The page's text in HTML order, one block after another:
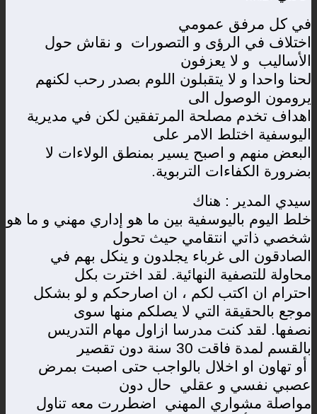
في كل مرفق عمومي
اختلاف في الرؤى و التصورات و نقاش حول
الأساليب و لا يعزفون
لحنا واحدا و لا يتقبلون اللوم بصدر رحب لكنهم
يرومون الوصول الى
اهداف تخدم مصلحة المرتفقين لكن في مديرية
اليوسفية اختلط الامر على
البعض منهم و اصبح يسير بمنطق الولاءات لا
بضرورة الكفاءات التربوية.
سيدي المدير : هناك
خلط اليوم باليوسفية بين ما هو إداري مهني و ما هو
شخصي ذاتي انتقامي حيث تحول
الصادقون الى غرباء يجلدون و ينكل بهم في
محاولة للتصفية النهائية. لقد اخترت بكل
احترام ان اكتب لكم ، ان اصارحكم و لو بشكل
موجع بالحقيقة التي لا يصلكم منها سوى
نصفها. لقد كنت مدرسا ازاول مهام التدريس
بالقسم لمدة فاقت 30 سنة دون تقصير
أو تهاون او اخلال بالواجب حتى اصبت بمرض
عصبي نفسي و عقلي حال دون
مواصلة مشواري المهني اضطررت معه تناول